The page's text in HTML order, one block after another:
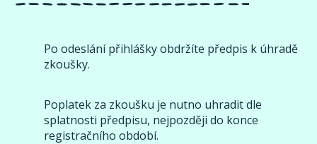
Po odeslání přihlášky obdržíte předpis k úhradě
zkoušky.
Poplatek za zkoušku je nutno uhradit dle
splatnosti předpisu, nejpozději do konce
registračního období.